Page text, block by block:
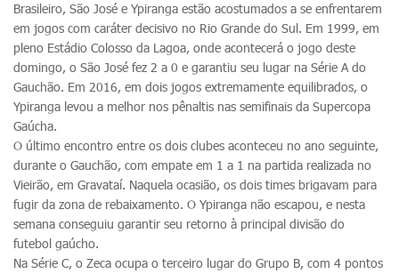
Brasileiro, São José e Ypiranga estão acostumados a se enfrentarem
em jogos com caráter decisivo no Rio Grande do Sul. Em 1999, em
pleno Estádio Colosso da Lagoa, onde acontecerá o jogo deste
domingo, o São José fez 2 a 0 e garantiu seu lugar na Série A do
Gauchão. Em 2016, em dois jogos extremamente equilibrados, o
Ypiranga levou a melhor nos pênaltis nas semifinais da Supercopa
Gaúcha.
O último encontro entre os dois clubes aconteceu no ano seguinte,
durante o Gauchão, com empate em 1 a 1 na partida realizada no
Vieirão, em Gravataí. Naquela ocasião, os dois times brigavam para
fugir da zona de rebaixamento. O Ypiranga não escapou, e nesta
semana conseguiu garantir seu retorno à principal divisão do
futebol gaúcho.
Na Série C, o Zeca ocupa o terceiro lugar do Grupo B, com 4 pontos